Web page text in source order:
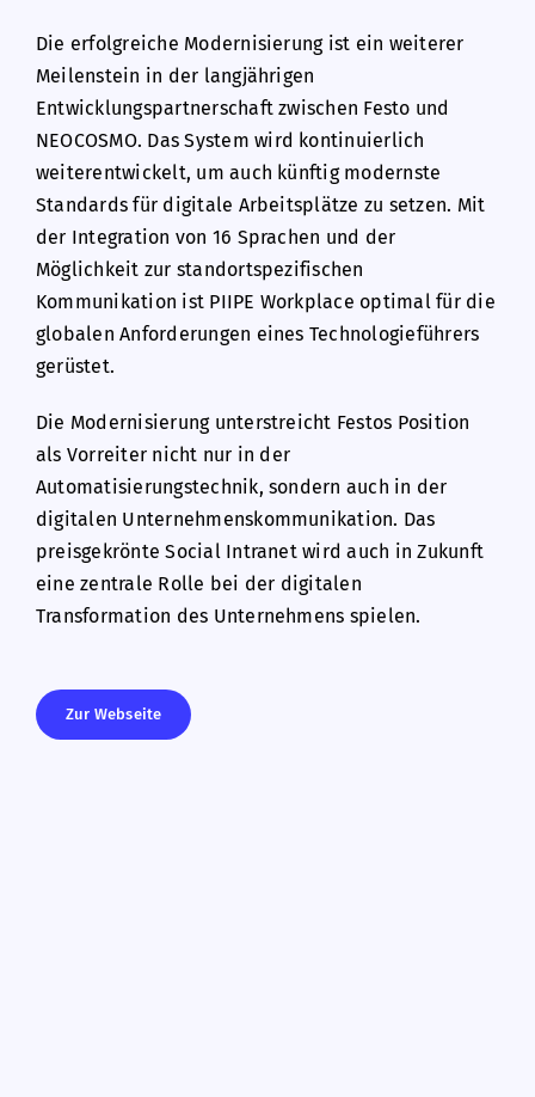
Die erfolgreiche Modernisierung ist ein weiterer
Meilenstein in der langjährigen
Entwicklungspartnerschaft zwischen Festo und
NEOCOSMO. Das System wird kontinuierlich
weiterentwickelt, um auch künftig modernste
Standards für digitale Arbeitsplätze zu setzen. Mit
der Integration von 16 Sprachen und der
Möglichkeit zur standortspezifischen
Kommunikation ist PIIPE Workplace optimal für die
globalen Anforderungen eines Technologieführers
gerüstet.
Die Modernisierung unterstreicht Festos Position
als Vorreiter nicht nur in der
Automatisierungstechnik, sondern auch in der
digitalen Unternehmenskommunikation. Das
preisgekrönte Social Intranet wird auch in Zukunft
eine zentrale Rolle bei der digitalen
Transformation des Unternehmens spielen.
Zur Webseite